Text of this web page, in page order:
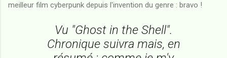
meilleur film cyberpunk depuis l'invention du genre : bravo !
Vu "Ghost in the Shell".
Chronique suivra mais, en